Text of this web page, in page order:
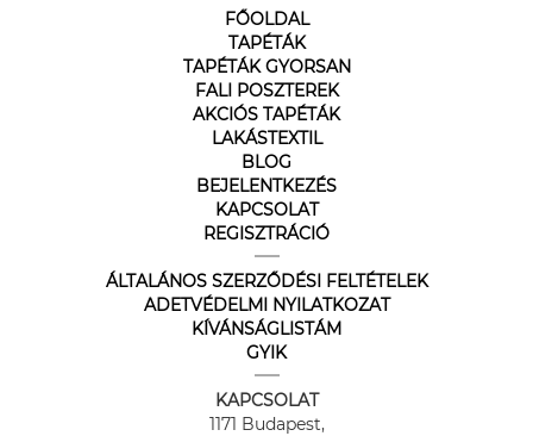
FŐOLDAL
TAPÉTÁK
TAPÉTÁK GYORSAN
FALI POSZTEREK
AKCIÓS TAPÉTÁK
LAKÁSTEXTIL
BLOG
BEJELENTKEZÉS
KAPCSOLAT
REGISZTRÁCIÓ
ÁLTALÁNOS SZERZŐDÉSI FELTÉTELEK
ADETVÉDELMI NYILATKOZAT
KÍVÁNSÁGLISTÁM
GYIK
KAPCSOLAT
1171 Budapest,